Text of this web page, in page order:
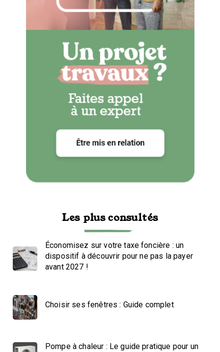
Les plus consultés
Économisez sur votre taxe foncière : un
dispositif à découvrir pour ne pas la payer
avant 2027 !
Choisir ses fenêtres : Guide complet
Pompe à chaleur : Le guide pratique pour un